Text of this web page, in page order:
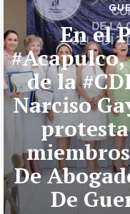
En el
de la
Narciso
De
De